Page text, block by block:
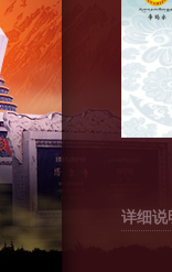
详细说